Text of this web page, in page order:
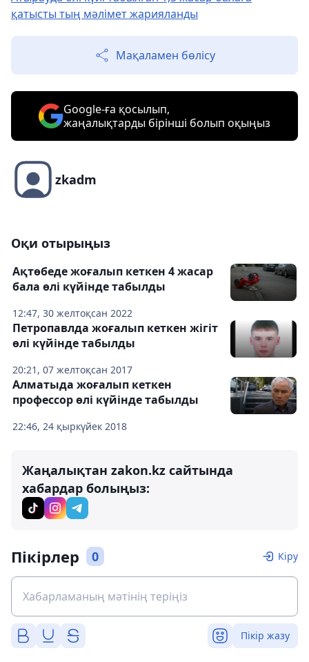
қатысты тың мәлімет жарияланды
Мақаламен бөлісу
Google-ға қосылып,
жаңалықтарды бірінші болып оқыңыз
zkadm
Оқи отырыңыз
12:47, 30 желтоқсан 2022
Ақтөбеде жоғалып кеткен 4 жасар
бала өлі күйінде табылды
20:21, 07 желтоқсан 2017
Петропавлда жоғалып кеткен жігіт
өлі күйінде табылды
22:46, 24 қыркүйек 2018
Алматыда жоғалып кеткен
профессор өлі күйінде табылды
Жаңалықтан zakon.kz сайтында
хабардар болыңыз:
Пікірлер 0 Кіру
Пікір жазу